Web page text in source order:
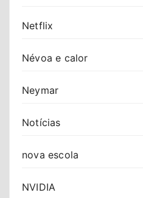
Netflix
Névoa e calor
Neymar
Notícias
nova escola
NVIDIA